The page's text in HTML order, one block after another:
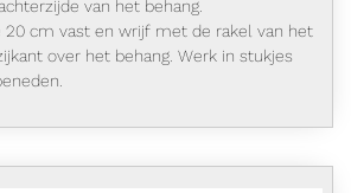
van het behang.
20 cm vast en wrijf met de rakel van het
over het behang. Werk in stukjes